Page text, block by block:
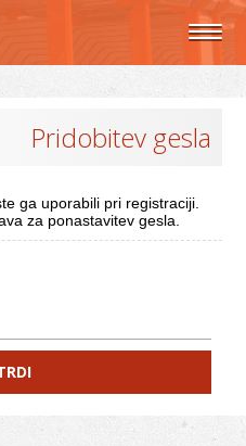
Pridobitev gesla
ga uporabili pri registraciji.
za ponastavitev gesla.